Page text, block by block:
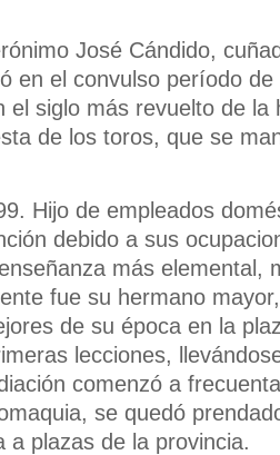
José Cándido,
en el convulso período
siglo más revuelto de
de los toros, que se
Hijo de empleados
debido a sus
más elemental,
fue su hermano
de su época en la
lecciones,
comenzó a
se quedó
a plazas de la provincia.